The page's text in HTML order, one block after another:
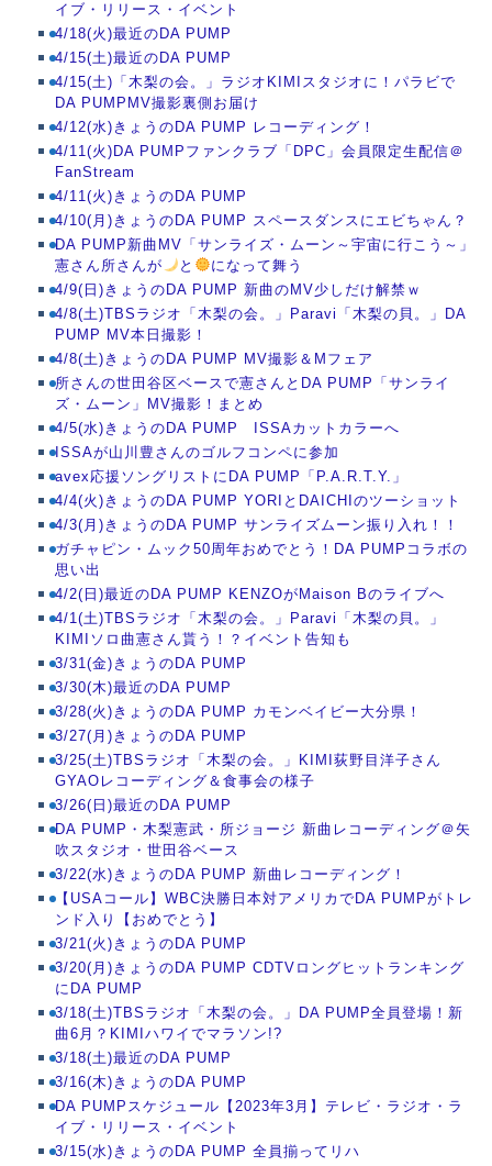
イブ・リリース・イベント
4/18(火)最近のDA PUMP
4/15(土)最近のDA PUMP
4/15(土)「木梨の会。」ラジオKIMIスタジオに！パラビで
DA PUMPMV撮影裏側お届け
4/12(水)きょうのDA PUMP レコーディング！
4/11(火)DA PUMPファンクラブ「DPC」会員限定生配信＠
FanStream
4/11(火)きょうのDA PUMP
4/10(月)きょうのDA PUMP スペースダンスにエビちゃん？
DA PUMP新曲MV「サンライズ・ムーン～宇宙に行こう～」
憲さん所さんが
と
になって舞う
4/9(日)きょうのDA PUMP 新曲のMV少しだけ解禁ｗ
4/8(土)TBSラジオ「木梨の会。」Paravi「木梨の貝。」DA
PUMP MV本日撮影！
4/8(土)きょうのDA PUMP MV撮影＆Mフェア
所さんの世田谷区ベースで憲さんとDA PUMP「サンライ
ズ・ムーン」MV撮影！まとめ
4/5(水)きょうのDA PUMP ISSAカットカラーへ
ISSAが山川豊さんのゴルフコンペに参加
avex応援ソングリストにDA PUMP「P.A.R.T.Y.」
4/4(火)きょうのDA PUMP YORIとDAICHIのツーショット
4/3(月)きょうのDA PUMP サンライズムーン振り入れ！！
ガチャピン・ムック50周年おめでとう！DA PUMPコラボの
思い出
4/2(日)最近のDA PUMP KENZOがMaison Bのライブへ
4/1(土)TBSラジオ「木梨の会。」Paravi「木梨の貝。」
KIMIソロ曲憲さん貰う！？イベント告知も
3/31(金)きょうのDA PUMP
3/30(木)最近のDA PUMP
3/28(火)きょうのDA PUMP カモンベイビー大分県！
3/27(月)きょうのDA PUMP
3/25(土)TBSラジオ「木梨の会。」KIMI荻野目洋子さん
GYAOレコーディング＆食事会の様子
3/26(日)最近のDA PUMP
DA PUMP・木梨憲武・所ジョージ 新曲レコーディング＠矢
吹スタジオ・世田谷ベース
3/22(水)きょうのDA PUMP 新曲レコーディング！
【USAコール】WBC決勝日本対アメリカでDA PUMPがトレ
ンド入り【おめでとう】
3/21(火)きょうのDA PUMP
3/20(月)きょうのDA PUMP CDTVロングヒットランキング
にDA PUMP
3/18(土)TBSラジオ「木梨の会。」DA PUMP全員登場！新
曲6月？KIMIハワイでマラソン!?
3/18(土)最近のDA PUMP
3/16(木)きょうのDA PUMP
DA PUMPスケジュール【2023年3月】テレビ・ラジオ・ラ
イブ・リリース・イベント
3/15(水)きょうのDA PUMP 全員揃ってリハ